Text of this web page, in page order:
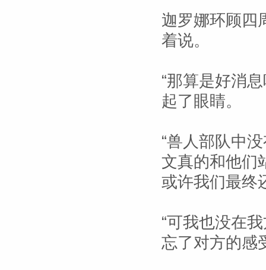
迦罗娜环顾四
着说。
“那算是好消
起了眼睛。
“兽人部队中
文真的和他们
或许我们最终
“可我也没在
忘了对方的感